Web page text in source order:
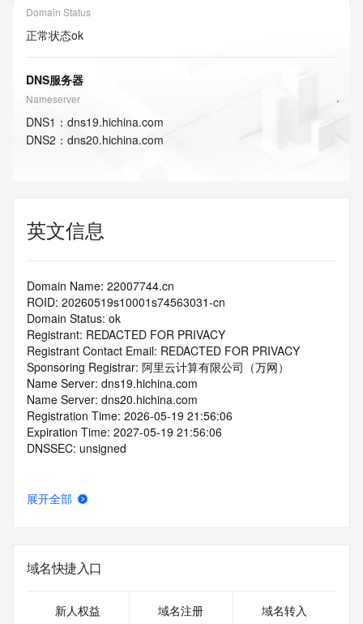
Domain Status
正常状态ok
DNS服务器
Nameserver
DNS1 ： dns19.hichina.com
DNS2 ： dns20.hichina.com
英文信息
Domain Name: 22007744.cn
ROID: 20260519s10001s74563031-cn
Domain Status: ok
Registrant: REDACTED FOR PRIVACY
Registrant Contact Email: REDACTED FOR PRIVACY
Sponsoring Registrar: 阿里云计算有限公司（万网）
Name Server: dns19.hichina.com
Name Server: dns20.hichina.com
Registration Time: 2026-05-19 21:56:06
Expiration Time: 2027-05-19 21:56:06
DNSSEC: unsigned
展开全部
域名快捷入口
新人权益 域名注册 域名转入